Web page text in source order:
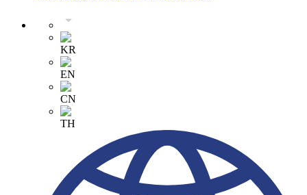
KR
EN
CN
TH